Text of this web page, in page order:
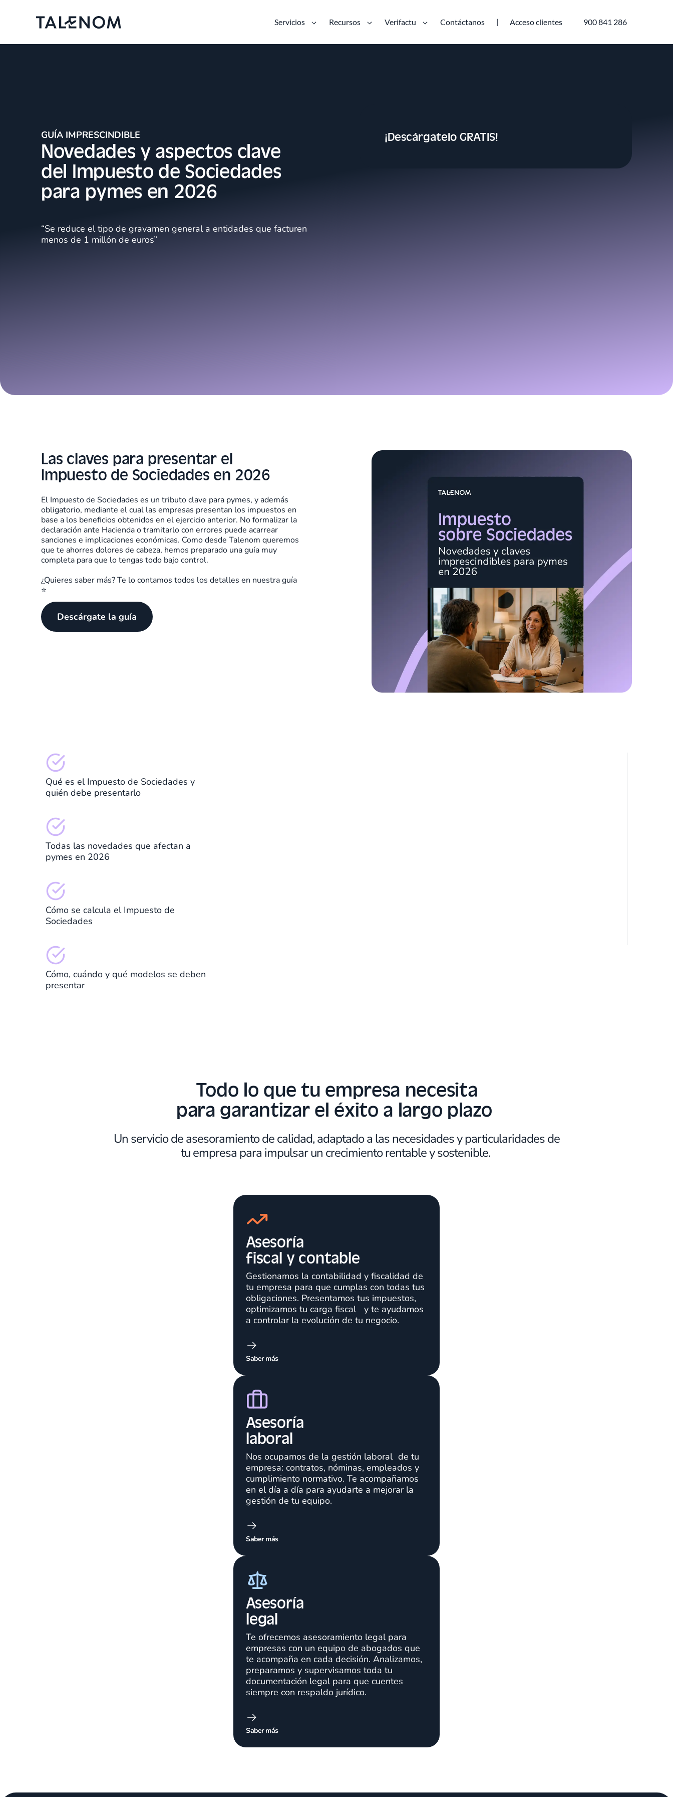
Servicios Recursos Verifactu Contáctanos Acceso clientes 900 841 286
GUÍA IMPRESCINDIBLE
Novedades y aspectos clave
del Impuesto de Sociedades
para pymes en 2026
“Se reduce el tipo de gravamen general a entidades que facturen
menos de 1 millón de euros”
¡Descárgatelo GRATIS!
Las claves para presentar el
Impuesto de Sociedades en 2026
El Impuesto de Sociedades es un tributo clave para pymes, y además
obligatorio, mediante el cual las empresas presentan los impuestos en
base a los beneficios obtenidos en el ejercicio anterior. No formalizar la
declaración ante Hacienda o tramitarlo con errores puede acarrear
sanciones e implicaciones económicas. Como desde Talenom queremos
que te ahorres dolores de cabeza, hemos preparado una guía muy
completa para que lo tengas todo bajo control.
¿Quieres saber más? Te lo contamos todos los detalles en nuestra guía
⭐️
Descárgate la guía
Qué es el Impuesto de Sociedades y
quién debe presentarlo
Todas las novedades que afectan a
pymes en 2026
Cómo se calcula el Impuesto de
Sociedades
Cómo, cuándo y qué modelos se deben
presentar
Todo lo que tu empresa necesita
para garantizar el éxito a largo plazo
Un servicio de asesoramiento de calidad, adaptado a las necesidades y particularidades de
tu empresa para impulsar un crecimiento rentable y sostenible.
Asesoría
fiscal y contable
Gestionamos la contabilidad y fiscalidad de
tu empresa para que cumplas con todas tus
obligaciones. Presentamos tus impuestos,
optimizamos tu carga fiscal y te ayudamos
a controlar la evolución de tu negocio.
Saber más
Asesoría
laboral
Nos ocupamos de la gestión laboral de tu
empresa: contratos, nóminas, empleados y
cumplimiento normativo. Te acompañamos
en el día a día para ayudarte a mejorar la
gestión de tu equipo.
Saber más
Asesoría
legal
Te ofrecemos asesoramiento legal para
empresas con un equipo de abogados que
te acompaña en cada decisión. Analizamos,
preparamos y supervisamos toda tu
documentación legal para que cuentes
siempre con respaldo jurídico.
Saber más